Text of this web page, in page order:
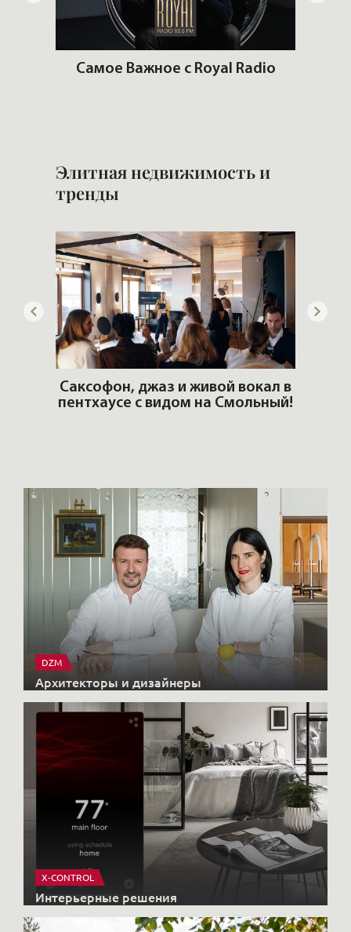
Самое Важное с Royal Radio
Элитная недвижимость и
тренды
Саксофон, джаз и живой вокал в
пентхаусе с видом на Смольный!
DZM
Архитекторы и дизайнеры
X-CONTROL
Интерьерные решения